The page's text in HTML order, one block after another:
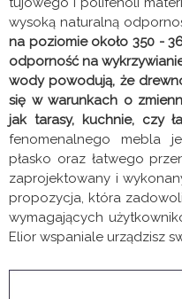
wysoką naturalną
na poziomie około 350 -
odporność na
wody powodują, że
się w warunkach o
jak tarasy, kuchnie, czy
fenomenalnego mebla
płasko oraz łatwego
zaprojektowany i
propozycja, która
wymagających
Elior wspaniale urządzisz